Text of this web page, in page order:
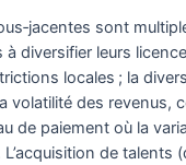
sont
à diversifier leurs
locales ; la
volatilité des revenus,
de paiement où la
de talents